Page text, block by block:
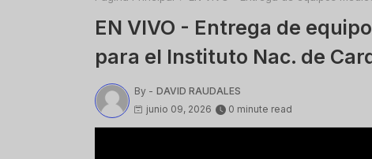
EN VIVO - Entrega de
para el Instituto Nac. de
By - DAVID RAUDALES
junio 09, 2026
0 minute read